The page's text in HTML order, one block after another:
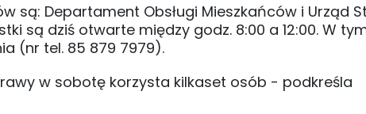
są: Departament Obsługi Mieszkańców i Urząd
są dziś otwarte między godz. 8:00 a 12:00. W
(nr tel. 85 879 7979).
w sobotę korzysta kilkaset osób - podkreśla